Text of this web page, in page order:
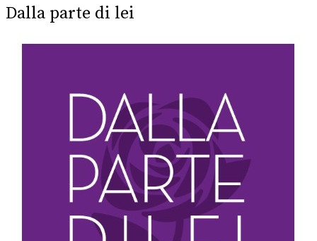
Dalla parte di lei